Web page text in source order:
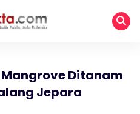
Ditanam
Jepara